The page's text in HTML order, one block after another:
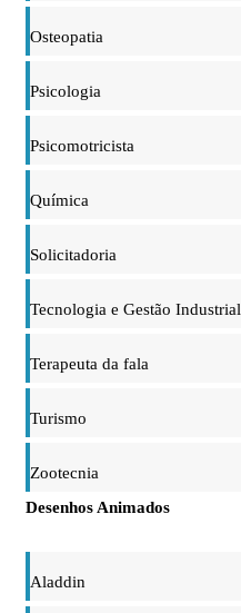
Osteopatia
Psicologia
Psicomotricista
Química
Solicitadoria
Tecnologia e Gestão Industrial
Terapeuta da fala
Turismo
Zootecnia
Desenhos Animados
Aladdin